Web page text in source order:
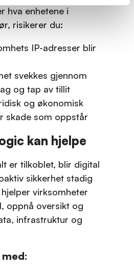
hva enhetene i
risikerer du:
IP-adresser blir
svekkes gjennom
og tap av tillit
og økonomisk
skade som oppstår
kan hjelpe
er tilkoblet, blir digital
sikkerhet stadig
virksomheter
oppnå oversikt og
infrastruktur og